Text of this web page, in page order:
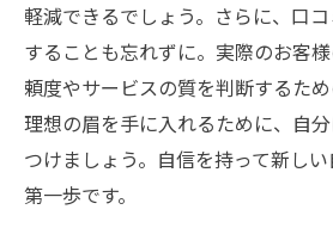
軽減できるでしょう。さらに、口
することも忘れずに。実際のお客
頼度やサービスの質を判断するため
理想の眉を手に入れるために、自
つけましょう。自信を持って新し
第一歩です。